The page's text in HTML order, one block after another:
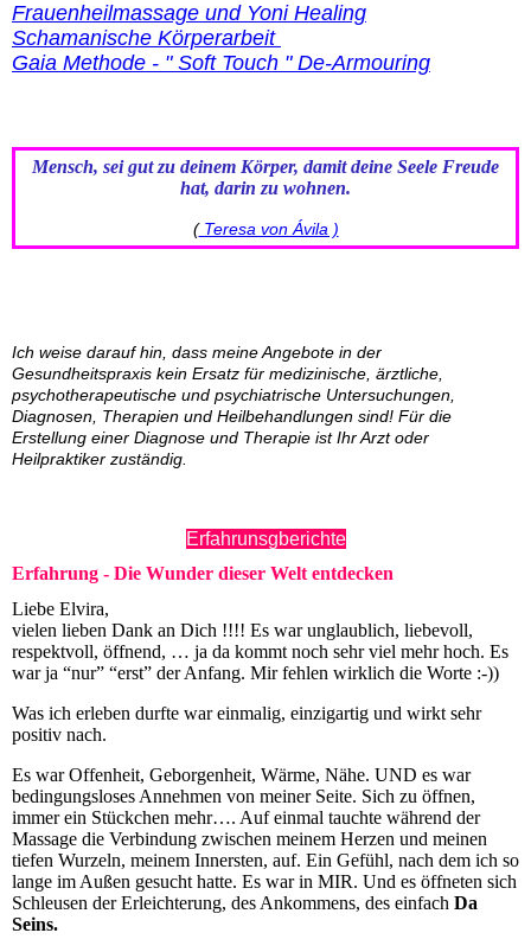
Frauenheilmassage und YoniHealing
Schamanische Körperarbeit
Gaia Methode - " Soft Touch " De-Armouring
Mensch, sei gut zu deinem Körper, damit deine Seele Freude
hat, darin zu wohnen.
(Teresa von Ávila )
Ich weise darauf hin, dass meine Angebote in der
Gesundheitspraxis kein Ersatz für medizinische, ärztliche,
psychotherapeutische und psychiatrische Untersuchungen,
Diagnosen, Therapien und Heilbehandlungen sind! Für die
Erstellung einer Diagnose und Therapie ist Ihr Arzt oder
Heilpraktiker zuständig.
Erfahrunsgberichte
Erfahrung - Die Wunder dieser Welt entdecken
Liebe Elvira,
vielen lieben Dank an Dich !!!! Es war unglaublich, liebevoll,
respektvoll, öffnend, … ja da kommt noch sehr viel mehr hoch. Es
war ja “nur” “erst” der Anfang. Mir fehlen wirklich die Worte :-))
Was ich erleben durfte war einmalig, einzigartig und wirkt sehr
positiv nach.
Es war Offenheit, Geborgenheit, Wärme, Nähe. UND es war
bedingungsloses Annehmen von meiner Seite. Sich zu öffnen,
immer ein Stückchen mehr…. Auf einmal tauchte während der
Massage die Verbindung zwischen meinem Herzen und meinen
tiefen Wurzeln, meinem Innersten, auf. Ein Gefühl, nach dem ich so
lange im Außen gesucht hatte. Es war in MIR. Und es öffneten sich
Schleusen der Erleichterung, des Ankommens, des einfach Da
Seins.